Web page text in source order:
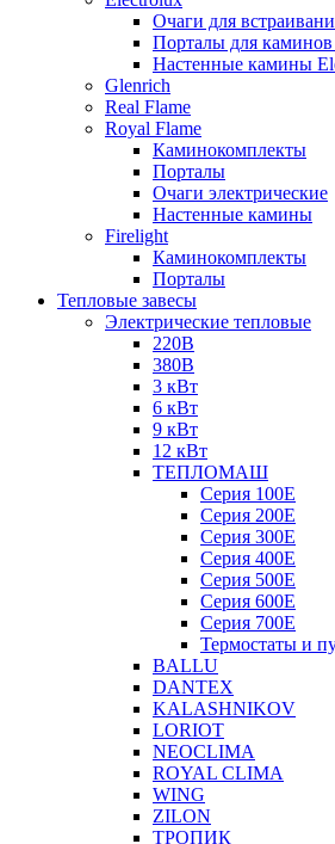
Очаги для
Порталы для
Настенные камины
Glenrich
Rеal Flame
Royal Flame
Каминокомплекты
Порталы
Очаги электрические
Настенные камины
Firelight
Каминокомплекты
Порталы
Тепловые завесы
Электрические тепловые
220В
380В
3 кВт
6 кВт
9 кВт
12 кВт
ТЕПЛОМАШ
Серия 100E
Серия 200E
Серия 300E
Серия 400E
Серия 500E
Серия 600E
Серия 700E
Термостаты и
BALLU
DANTEX
KALASHNIKOV
LORIOT
NEOCLIMA
ROYAL CLIMA
WING
ZILON
ТРОПИК